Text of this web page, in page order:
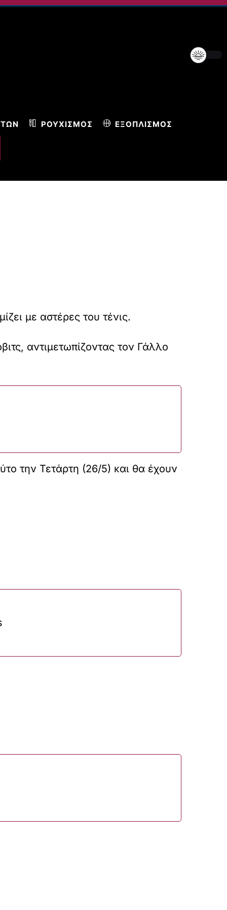
ΡΟΥΧΙΣΜΌΣ ΕΞΟΠΛΙΣΜΌΣ
με αστέρες του τένις.
αντιμετωπίζοντας τον Γάλλο
την Τετάρτη (26/5) και θα έχουν